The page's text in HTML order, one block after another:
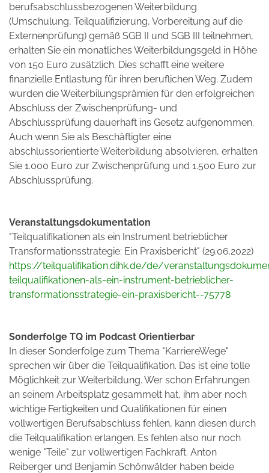
berufsabschlussbezogenen Weiterbildung
(Umschulung, Teilqualifizierung, Vorbereitung auf die
Externenprüfung) gemäß SGB II und SGB III teilnehmen,
erhalten Sie ein monatliches Weiterbildungsgeld in Höhe
von 150 Euro zusätzlich. Dies schafft eine weitere
finanzielle Entlastung für ihren beruflichen Weg. Zudem
wurden die Weiterbilungsprämien für den erfolgreichen
Abschluss der Zwischenprüfung- und
Abschlussprüfung dauerhaft ins Gesetz aufgenommen.
Auch wenn Sie als Beschäftigter eine
abschlussorientierte Weiterbildung absolvieren, erhalten
Sie 1.000 Euro zur Zwischenprüfung und 1.500 Euro zur
Abschlussprüfung.
Veranstaltungsdokumentation
"Teilqualifikationen als ein Instrument betrieblicher
Transformationsstrategie: Ein Praxisbericht" (29.06.2022)
https://teilqualifikation.dihk.de/de/
teilqualifikationen-als-ein-instrument-betrieblicher-
transformationsstrategie-ein-praxisbericht--75778
Sonderfolge TQ im Podcast Orientierbar
In dieser Sonderfolge zum Thema "KarriereWege"
sprechen wir über die Teilqualifikation. Das ist eine tolle
Möglichkeit zur Weiterbildung. Wer schon Erfahrungen
an seinem Arbeitsplatz gesammelt hat, ihm aber noch
wichtige Fertigkeiten und Qualifikationen für einen
vollwertigen Berufsabschluss fehlen, kann diesen durch
die Teilqualifikation erlangen. Es fehlen also nur noch
wenige "Teile" zur vollwertigen Fachkraft. Anton
Reiberger und Benjamin Schönwälder haben beide